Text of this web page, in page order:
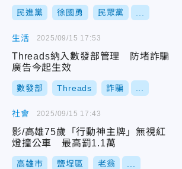
民進黨 徐國勇 民眾黨
生活
Threads納入數發部管理 防堵詐騙
廣告今起生效
數發部 Threads 詐騙
2025/09/15 17:53
社會
影/高雄75歲「行動神主牌」無視紅
燈撞公車 最高罰1.1萬
高雄市 鹽埕區 老翁
2025/09/15 17:43